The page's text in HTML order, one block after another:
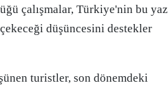
çalışmalar, Türkiye'nin bu yaz
düşüncesini destekler
turistler, son dönemdeki